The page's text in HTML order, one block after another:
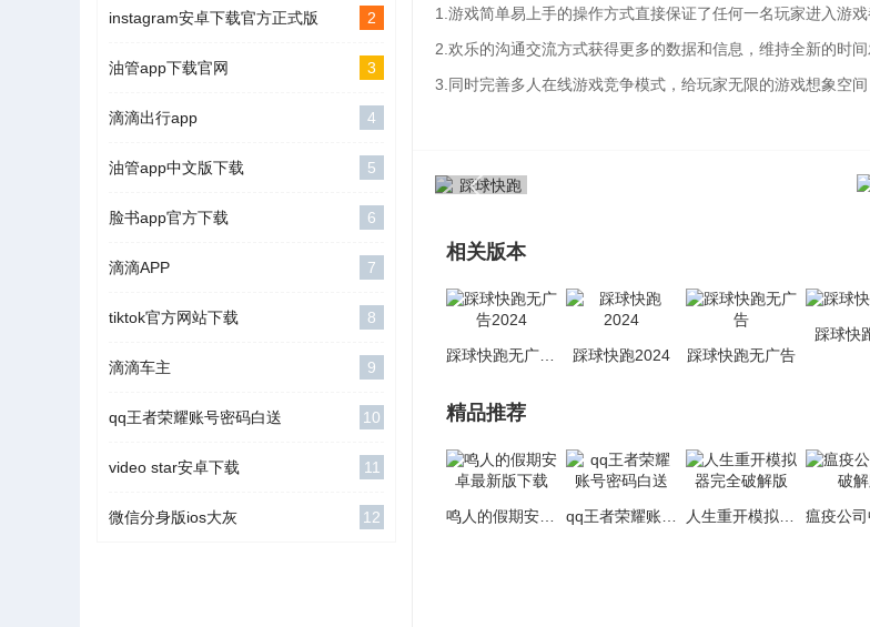
2
instagram安卓下载官方正式版
3
油管app下载官网
4
滴滴出行app
5
油管app中文版下载
6
脸书app官方下载
7
滴滴APP
8
tiktok官方网站下载
9
滴滴车主
10
qq王者荣耀账号密码白送
11
video star安卓下载
12
微信分身版ios大灰
1.游戏简单易上手的操作方式直接保证了任何一名玩家进入游
2.欢乐的沟通交流方式获得更多的数据和信息，维持全新的时
3.同时完善多人在线游戏竞争模式，给玩家无限的游戏想象空
相关版本
踩球快跑2024 踩球快跑无广告
踩球快
精品推荐